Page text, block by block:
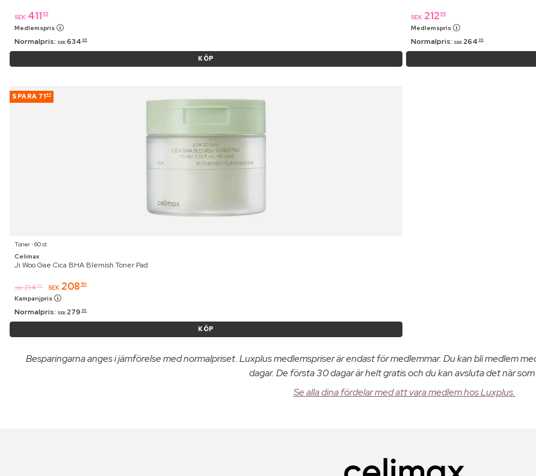
SEK 411 95
Medlemspris
Normalpris: SEK 634 95
KÖP
SEK 212 95
Medlemspris
Normalpris: SEK 264 95
SPARA 7145
Toner ⋅ 60 st
Celimax
Ji Woo Gae Cica BHA Blemish Toner Pad
SEK 214 95 SEK 208 50
Kampanjpris
Normalpris: SEK 279 95
KÖP
Besparingarna anges i jämförelse med normalpriset. Luxplus medlemspriser är endast för medlemmar. Du kan bli medlem
dagar. De första 30 dagar är helt gratis och du kan avsluta det när
Se alla dina fördelar med att vara medlem hos Luxplus.